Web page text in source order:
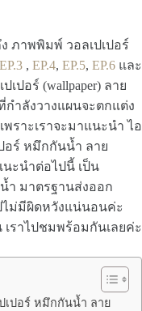
ภาพพิมพ์ วอลเปเปอร์
EP.3 , EP.4, EP.5, EP.6 และ
ปอร์ (wallpaper) ลาย
ำลังวางแผนจะตกแต่ง
ราะเราจะมาแนะนำ ไอ
อร์ หมึกกันน้ำ ลาย
นะนำต่อไปนี้ เป็น
ำ มาตรฐานส่งออก
ม่มีผิดหวังแน่นอนค่ะ
ราไปชมพร้อมกันเลยค่ะ
เปอร์ หมึกกันน้ำ ลาย